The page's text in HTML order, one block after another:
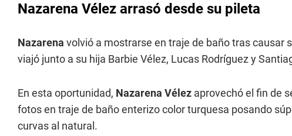
Nazarena Vélez arrasó desde su pileta
Nazarena volvió a mostrarse en traje de baño tras causar
viajó junto a su hija Barbie Vélez, Lucas Rodríguez y
En esta oportunidad, Nazarena Vélez aprovechó el fin de
fotos en traje de baño enterizo color turquesa posando
curvas al natural.